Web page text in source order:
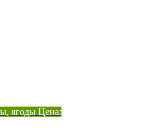
ягоды Цена: